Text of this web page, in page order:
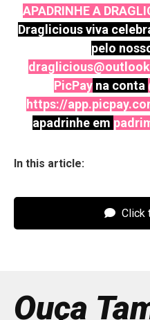
APADRINHE A
Draglicious viva
pelo
PicPay na conta
https://
apadrinhe em
In this article:
Click
Ouça